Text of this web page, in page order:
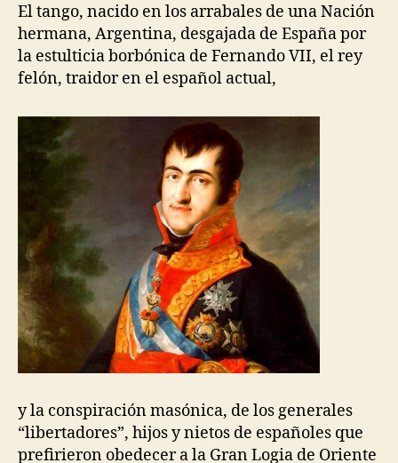
El tango, nacido en los arrabales de una Nación
hermana, Argentina, desgajada de España por
la estulticia borbónica de Fernando VII, el rey
felón, traidor en el español actual,
y la conspiración masónica, de los generales
“libertadores”, hijos y nietos de españoles que
prefirieron obedecer a la Gran Logia de Oriente